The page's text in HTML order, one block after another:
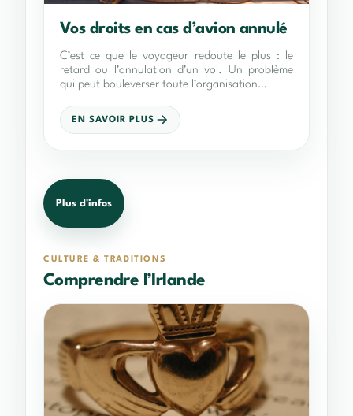
Vos droits en cas d’avion annulé
C’est ce que le voyageur redoute le plus : le
retard ou l’annulation d’un vol. Un problème
qui peut bouleverser toute l’organisation…
EN SAVOIR PLUS
Plus d'infos
CULTURE & TRADITIONS
Comprendre l’Irlande